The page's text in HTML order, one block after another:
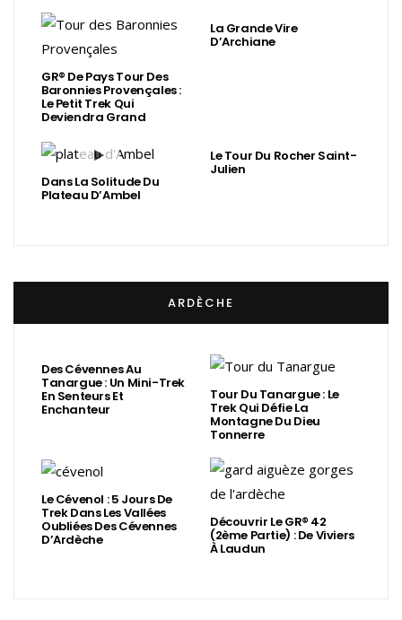
GR® De Pays Tour Des
Baronnies Provençales :
Le Petit Trek Qui
Deviendra Grand
La Grande Vire
D’Archiane
Dans La Solitude Du
Plateau D’Ambel
Le Tour Du Rocher Saint-
Julien
ARDÈCHE
Des Cévennes Au
Tanargue : Un Mini-Trek
En Senteurs Et
Enchanteur
Tour Du Tanargue : Le
Trek Qui Défie La
Montagne Du Dieu
Tonnerre
Le Cévenol : 5 Jours De
Trek Dans Les Vallées
Oubliées Des Cévennes
D’Ardèche
Découvrir Le GR® 42
(2ème Partie) : De Viviers
À Laudun